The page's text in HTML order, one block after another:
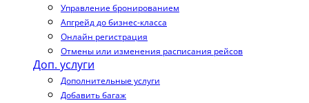
Управление бронированием
Апгрейд до бизнес-класса
Онлайн регистрация
Отмены или изменения расписания рейсов
Доп. услуги
Дополнительные услуги
Добавить багаж